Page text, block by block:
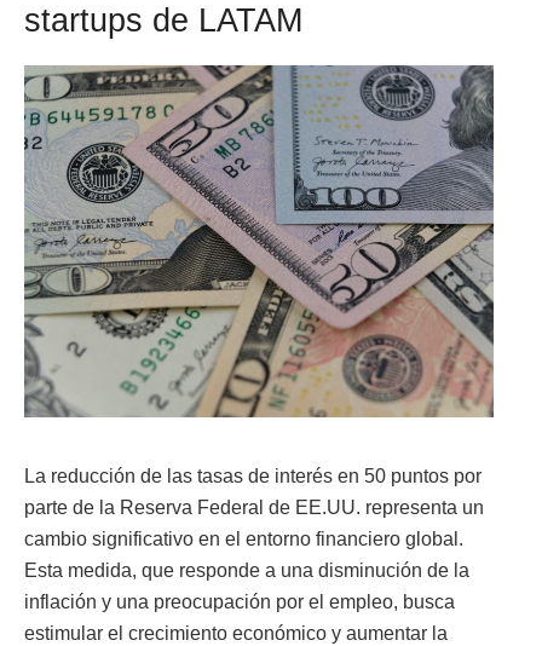
startups de LATAM
La reducción de las tasas de interés en 50 puntos por
parte de la Reserva Federal de EE.UU. representa un
cambio significativo en el entorno financiero global.
Esta medida, que responde a una disminución de la
inflación y una preocupación por el empleo, busca
estimular el crecimiento económico y aumentar la